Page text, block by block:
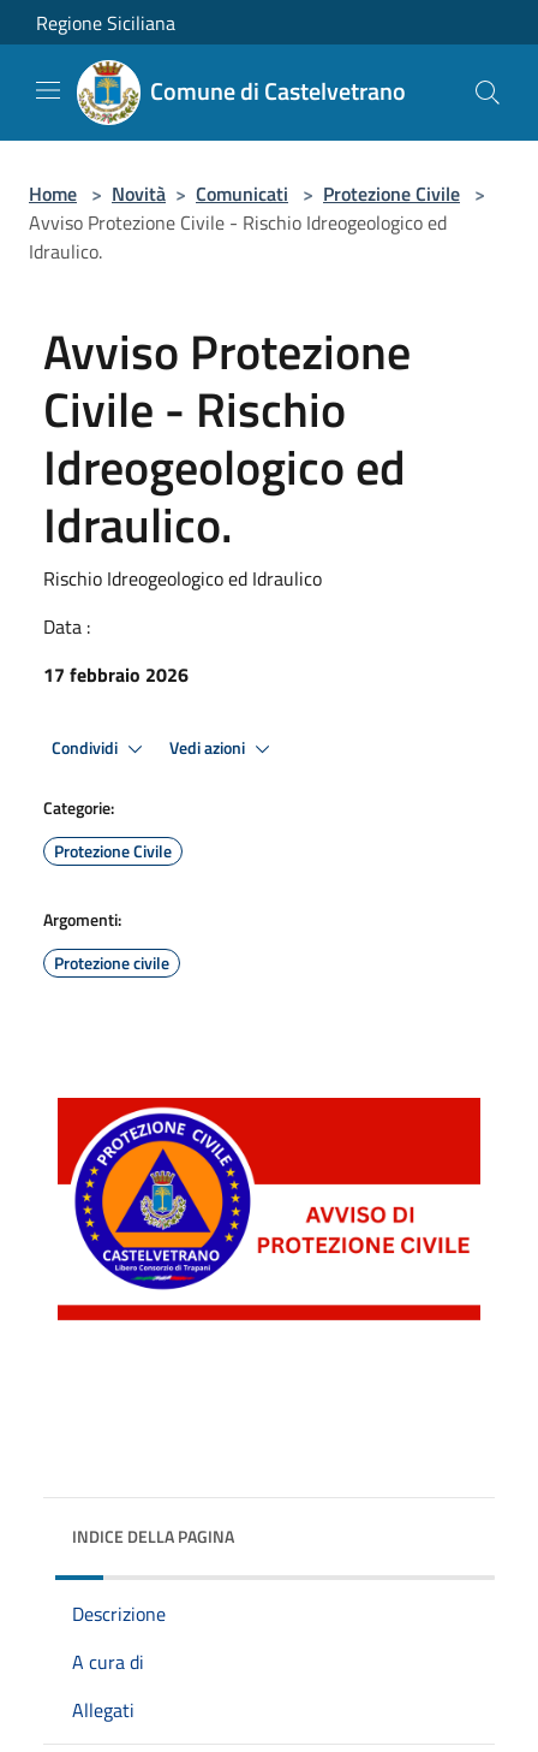
Salta al contenuto principale
Regione Siciliana
Comune di Castelvetrano
Home > Novità > Comunicati > Protezione Civile >
Avviso Protezione Civile - Rischio Idreogeologico ed
Idraulico.
Avviso Protezione
Civile - Rischio
Idreogeologico ed
Idraulico.
Rischio Idreogeologico ed Idraulico
Data :
17 febbraio 2026
Condividi Vedi azioni
Categorie:
Protezione Civile
Argomenti:
Protezione civile
INDICE DELLA PAGINA
Descrizione
A cura di
Allegati